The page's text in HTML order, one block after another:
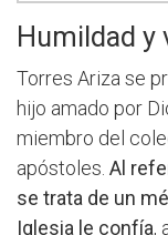
Humildad y
Torres Ariza se
hijo amado por
miembro del
apóstoles. Al
se trata de un
Iglesia le confía,